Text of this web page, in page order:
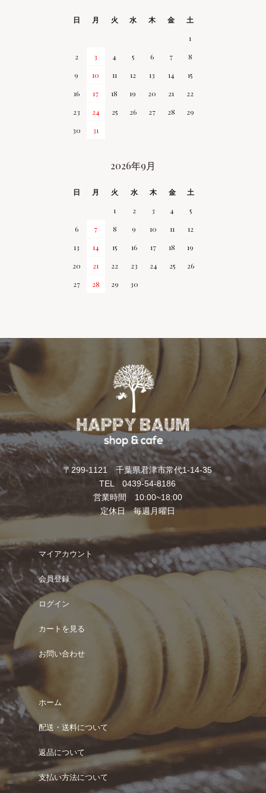
日 月 火 水 木 金
土
1
2
3 4 5 6 7
8
9
10 11 12 13 14
15
16
17 18 19 20 21
22
23
24 25 26 27 28
29
30
31
2026年9月
日 月 火 水 木 金
土
1
2 3 4
5
6
7 8 9 10 11
12
13
14 15 16 17 18
19
20
21 22 23 24 25
26
27
28 29 30
〒299-1121 千葉県君津市常代1-14-35
TEL 0439-54-8186
営業時間 10:00~18:00
定休日 毎週月曜日
マイアカウント
会員登録
ログイン
カートを見る
お問い合わせ
ホーム
配送・送料について
返品について
支払い方法について